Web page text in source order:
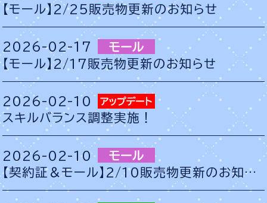
【モール】2/25販売物更新のお知らせ
2026-02-17
【モール】2/17販売物更新のお知らせ
2026-02-10
スキルバランス調整実施！
2026-02-10
【契約証＆モール】2/10販売物更新のお知らせ